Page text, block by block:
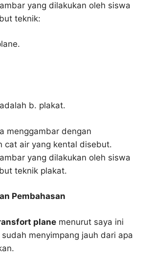
yang dilakukan oleh siswa
teknik:
b. plakat.
menggambar dengan
cat air yang kental disebut.
yang dilakukan oleh siswa
teknik plakat.
Pembahasan
plane menurut saya ini
menyimpang jauh dari apa